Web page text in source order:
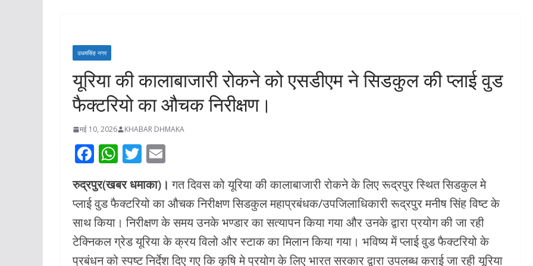
उधमसिंह नगर
यूरिया की कालाबाजारी रोकने को एसडीएम ने सिडकुल की प्लाई वुड
फैक्टरियो का औचक निरीक्षण।
मई 10, 2026 KHABAR DHMAKA
F
e
b
o
o
W
at
s
A
p
T
itt
er
ai
l
रुद्रपुर(खबर धमाका)। गत दिवस को यूरिया की कालाबाजारी रोकने के लिए रूद्रपुर स्थित सिडकुल मे
प्लाई वुड फैक्टरियो का औचक निरीक्षण सिडकुल महाप्रबंधक/उपजिलाधिकारी रूद्रपुर मनीष सिंह विष्ट के
साथ किया। निरीक्षण के समय उनके भण्डार का सत्यापन किया गया और उनके द्वारा प्रयोग की जा रही
टेक्निकल ग्रेड यूरिया के क्रय विलो और स्टाक का मिलान किया गया। भविष्य में प्लाई वुड फैक्टरियो के
प्रबंधन को स्पष्ट निर्देश दिए गए कि कृषि मे प्रयोग के लिए भारत सरकार द्वारा उपलब्ध कराई जा रही यूरिया
महापौर*
अगस्त 5, 2026 KHABAR DHMAKA